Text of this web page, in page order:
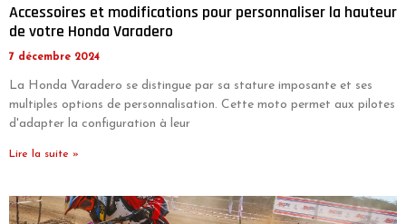
Accessoires et modifications pour personnaliser la hauteur
de votre Honda Varadero
7 décembre 2024
La Honda Varadero se distingue par sa stature imposante et ses
multiples options de personnalisation. Cette moto permet aux pilotes
d'adapter la configuration à leur
Lire la suite »